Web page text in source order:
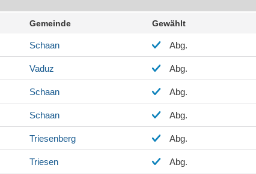
Gemeinde Gewählt
Schaan Abg.
Vaduz Abg.
Schaan Abg.
Schaan Abg.
Triesenberg Abg.
Triesen Abg.